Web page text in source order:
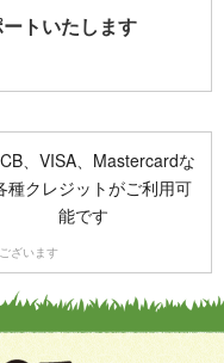
トいたします
ざいます